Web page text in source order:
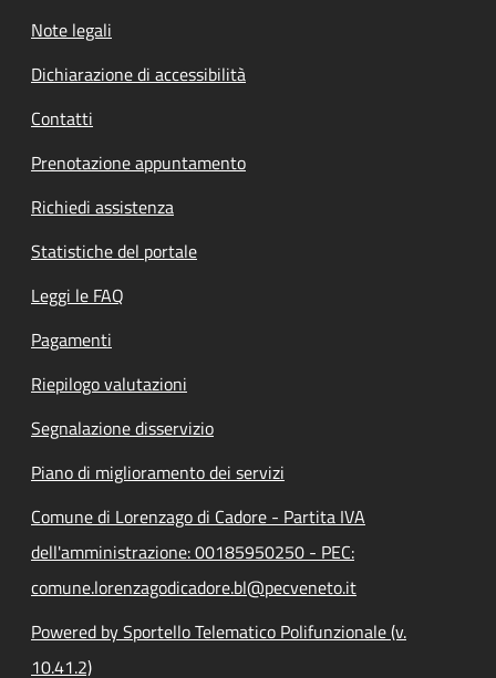
Note legali
Dichiarazione di accessibilità
Contatti
Prenotazione appuntamento
Richiedi assistenza
Statistiche del portale
Leggi le FAQ
Pagamenti
Riepilogo valutazioni
Segnalazione disservizio
Piano di miglioramento dei servizi
Comune di Lorenzago di Cadore - Partita IVA
dell'amministrazione: 00185950250 - PEC:
comune.lorenzagodicadore.bl@pecveneto.it
Powered by Sportello Telematico Polifunzionale (v.
10.41.2)